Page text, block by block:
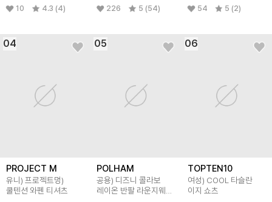
10 4.3 (4) 226 5 (54) 54 5 (2)
04
PROJECT M
유니) 프로젝트멍)
쿨텐션 와펜 티셔츠
05
POLHAM
공용) 디즈니 콜라보
레이온 반팔 라운지웨어
06
TOPTEN10
여성) COOL 타슬란
이지 쇼츠